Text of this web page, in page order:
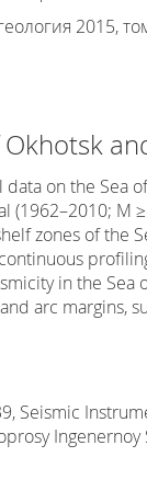
2015,
on the
(1962–2010;
zones of the
in the
arc margins,
Seismic